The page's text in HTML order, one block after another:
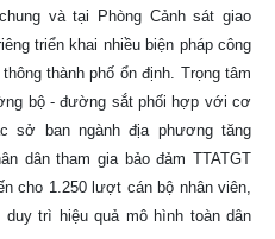
và tại Phòng Cảnh sát giao
triển khai nhiều biện pháp công
thành phố ổn định. Trọng tâm
bộ - đường sắt phối hợp với cơ
sở ban ngành địa phương tăng
dân tham gia bảo đảm TTATGT
cho 1.250 lượt cán bộ nhân viên,
trì hiệu quả mô hình toàn dân